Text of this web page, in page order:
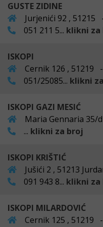
GUSTE ZIDINE
Jurjenići 92 ,
051 211 5... klikni za
ISKOPI
Cernik 126 , 51219
051/25085... klikni
ISKOPI GAZI MESIĆ
Maria Gennaria
... klikni za broj
ISKOPI KRIŠTIĆ
Jušići 2 , 51213
091 943 8... klikni za
ISKOPI MILARDOVIĆ
Cernik 125 , 51219